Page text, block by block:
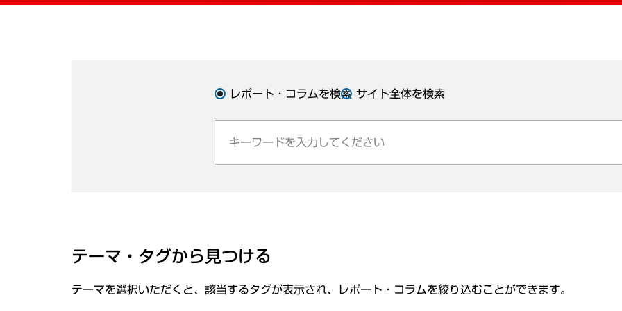
レポート・コラムを検索 サイト全体を検索
テーマ・タグから見つける
テーマを選択いただくと、該当するタグが表示され、レポート・コラムを絞り込むことができます。